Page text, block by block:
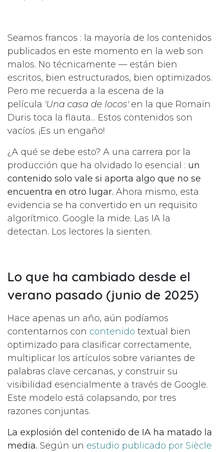
Seamos francos : la mayoría de los contenidos
publicados en este momento en la web son
malos. No técnicamente — están bien
escritos, bien estructurados, bien optimizados.
Pero me recuerda a la escena de la
película 'Una casa de locos' en la que Romain
Duris toca la flauta... Estos contenidos son
vacíos. ¡Es un engaño!
¿A qué se debe esto? A una carrera por la
producción que ha olvidado lo esencial : un
contenido solo vale si aporta algo que no se
encuentra en otro lugar. Ahora mismo, esta
evidencia se ha convertido en un requisito
algorítmico. Google la mide. Las IA la
detectan. Los lectores la sienten.
Lo que ha cambiado desde el
verano pasado (junio de 2025)
Hace apenas un año, aún podíamos
contentarnos con contenido textual bien
optimizado para clasificar correctamente,
multiplicar los artículos sobre variantes de
palabras clave cercanas, y construir su
visibilidad esencialmente a través de Google.
Este modelo está colapsando, por tres
razones conjuntas.
La explosión del contenido de IA ha matado la
media. Según un estudio publicado por Siècle